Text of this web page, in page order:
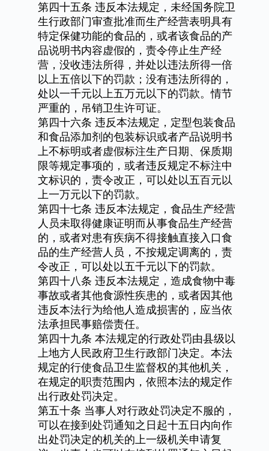
第四十五条 违反本法规定，未经国务院卫
生行政部门审查批准而生产经营表明具有
特定保健功能的食品的，或者该食品的产
品说明书内容虚假的，责令停止生产经
营，没收违法所得，并处以违法所得一倍
以上五倍以下的罚款；没有违法所得的，
处以一千元以上五万元以下的罚款。情节
严重的，吊销卫生许可证。
第四十六条 违反本法规定，定型包装食品
和食品添加剂的包装标识或者产品说明书
上不标明或者虚假标注生产日期、保质期
限等规定事项的，或者违反规定不标注中
文标识的，责令改正，可以处以五百元以
上一万元以下的罚款。
第四十七条 违反本法规定，食品生产经营
人员未取得健康证明而从事食品生产经营
的，或者对患有疾病不得接触直接入口食
品的生产经营人员，不按规定调离的，责
令改正，可以处以五千元以下的罚款。
第四十八条 违反本法规定，造成食物中毒
事故或者其他食源性疾患的，或者因其他
违反本法行为给他人造成损害的，应当依
法承担民事赔偿责任。
第四十九条 本法规定的行政处罚由县级以
上地方人民政府卫生行政部门决定。本法
规定的行使食品卫生监督权的其他机关，
在规定的职责范围内，依照本法的规定作
出行政处罚决定。
第五十条 当事人对行政处罚决定不服的，
可以在接到处罚通知之日起十五日内向作
出处罚决定的机关的上一级机关申请复